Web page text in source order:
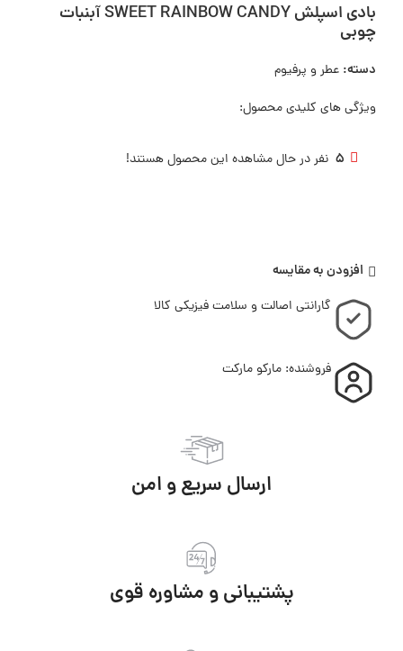
بادی اسپلش SWEET RAINBOW CANDY آبنبات
چوبی
دسته: عطر و پرفیوم
ویژگی های کلیدی محصول:
5 نفر در حال مشاهده این محصول هستند!
افزودن به مقایسه
گارانتی اصالت و سلامت فیزیکی کالا
فروشنده: مارکو مارکت
ارسال سریع و امن
پشتیبانی و مشاوره قوی